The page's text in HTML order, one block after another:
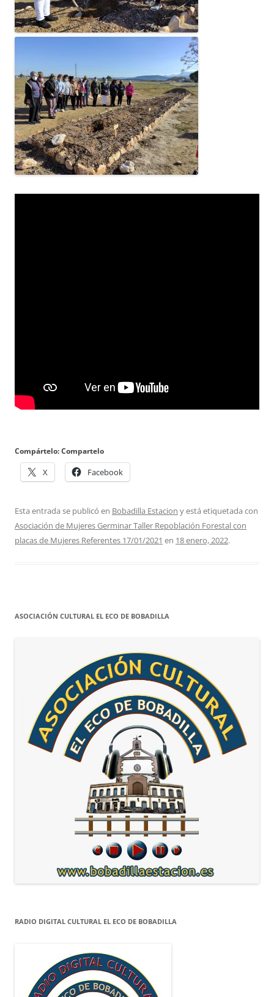
Compártelo: Compartelo
X Facebook
Esta entrada se publicó en Bobadilla Estacion y está etiquetada con
Asociación de Mujeres Germinar Taller Repoblación Forestal con
placas de Mujeres Referentes 17/01/2021 en 18 enero, 2022.
ASOCIACIÓN CULTURAL EL ECO DE BOBADILLA
RADIO DIGITAL CULTURAL EL ECO DE BOBADILLA